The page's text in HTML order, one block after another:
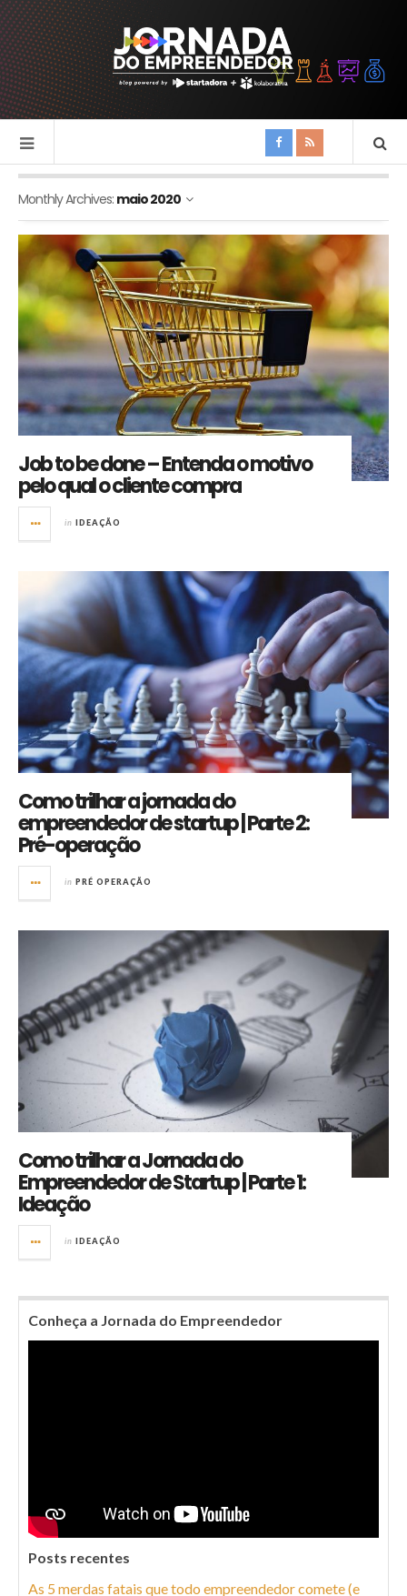
Monthly Archives: maio 2020
Job to be done – Entenda o motivo
pelo qual o cliente compra
in IDEAÇÃO
Como trilhar a jornada do
empreendedor de startup | Parte 2:
Pré-operação
in PRÉ OPERAÇÃO
Como trilhar a Jornada do
Empreendedor de Startup | Parte 1:
Ideação
in IDEAÇÃO
Conheça a Jornada do Empreendedor
Posts recentes
As 5 merdas fatais que todo empreendedor comete (e